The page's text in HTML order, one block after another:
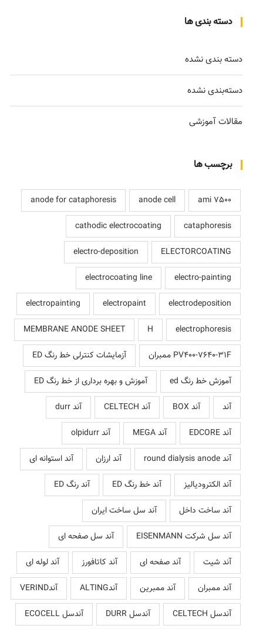
دسته بندی ها
دسته بندی نشده
دسته‌بندی نشده
مقالات آموزشی
برچسب ها
ami 7500
anode cell
anode for cataphoresis
cataphoresis
cathodic electrocoating
ELECTORCOATING
electro-deposition
electro-painting
electrocoating line
electrodeposition
electropaint
electropainting
electrophoresis
H
MEMBRANE ANODE SHEET
PV400-7640-31F ممبران
آزمایشات کنترلی خط رنگ ED
آموزش خط رنگ ed
آموزش و بهره برداری از خط رنگ ED
آند
آند BOX آند CELTECH
آند durr
آند EDCORE
آند MEGA
آند olpidurr
آند round dialysis anode
آند ارزان
آند استوانه ای
آند الکترودیالیز
آند خط رنگ ED
آند رنگ ED
آند ساخت داخل
آند سل ساخت ایران
آند سل شرکت EISENMANN
آند سل صفحه ای
آند شیت
آند صفحه ای آند کاتافورز
آند لوله ای
آند ممبران
آند ممبرین آندALTING
آندVERIND
آندسل CELTECH
آندسل DURR
آندسل ECOCELL